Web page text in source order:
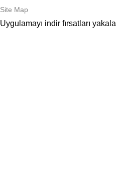
Site Map
Uygulamayı indir fırsatları yakala